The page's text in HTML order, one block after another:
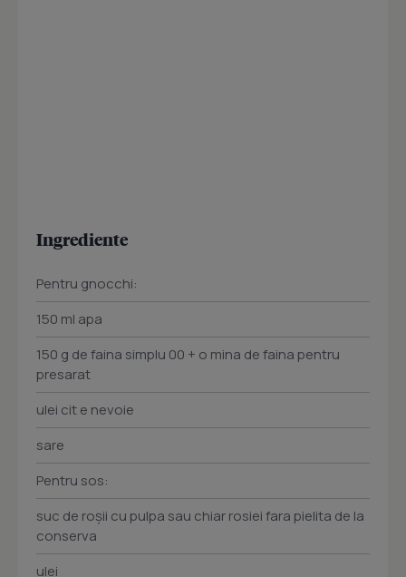
Ingrediente
Pentru gnocchi:
150 ml apa
150 g de faina simplu 00 + o mina de faina pentru
presarat
ulei cit e nevoie
sare
Pentru sos:
suc de roşii cu pulpa sau chiar rosiei fara pielita de la
conserva
ulei